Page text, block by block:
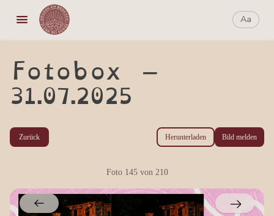
Aa
Aa
Fotobox –
31.07.2025
Zurück Herunterladen Bild melden
Foto 145von 210